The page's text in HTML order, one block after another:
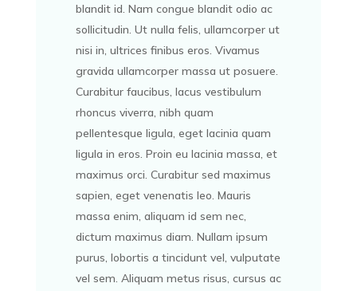
blandit id. Nam congue blandit odio ac
sollicitudin. Ut nulla felis, ullamcorper ut
nisi in, ultrices finibus eros. Vivamus
gravida ullamcorper massa ut posuere.
Curabitur faucibus, lacus vestibulum
rhoncus viverra, nibh quam
pellentesque ligula, eget lacinia quam
ligula in eros. Proin eu lacinia massa, et
maximus orci. Curabitur sed maximus
sapien, eget venenatis leo. Mauris
massa enim, aliquam id sem nec,
dictum maximus diam. Nullam ipsum
purus, lobortis a tincidunt vel, vulputate
vel sem. Aliquam metus risus, cursus ac